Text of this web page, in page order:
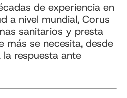
de experiencia en
a nivel mundial, Corus
sanitarios y presta
más se necesita, desde
respuesta ante